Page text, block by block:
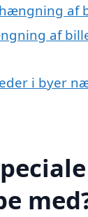
af
af
i byer